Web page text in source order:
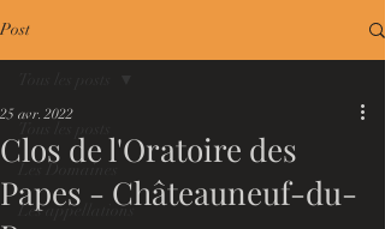
Post
Les Domaines
Les appellations
Clos de l'Oratoire des
Papes - Châteauneuf-du-
25 avr. 2022